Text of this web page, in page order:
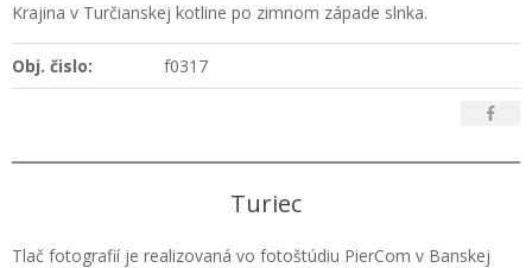
Krajina v Turčianskej kotline po zimnom západe slnka.
Obj. čislo: f0317
Turiec
Tlač fotografií je realizovaná vo fotoštúdiu PierCom v Banskej